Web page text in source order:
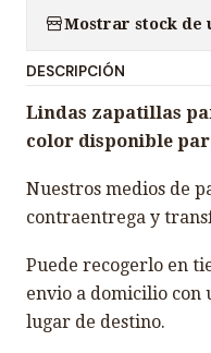
i
d
a
Mostrar stock de
DESCRIPCIÓN
Lindas zapatillas
color disponible
Nuestros medios de
contraentrega y
Puede recogerlo en
envio a domicilio con
lugar de destino.